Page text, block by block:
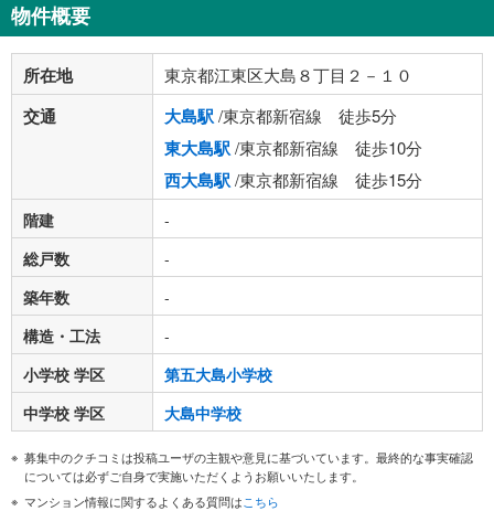
物件概要
所在地 東京都江東区大島８丁目２－１０
交通 大島駅/東京都新宿線 徒歩5分
東大島駅/東京都新宿線 徒歩10分
西大島駅/東京都新宿線 徒歩15分
階建
-
総戸数
-
築年数
-
構造・工法
-
小学校 学区
第五大島小学校
中学校 学区
大島中学校
募集中のクチコミは投稿ユーザの主観や意見に基づいています。最終的な事実確認
については必ずご自身で実施いただくようお願いいたします。
マンション情報に関するよくある質問はこちら